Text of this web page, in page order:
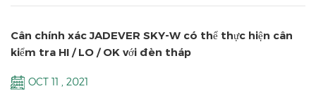
Cân chính xác JADEVER SKY-W có thể thực hiện cân
kiểm tra HI / LO / OK với đèn tháp
OCT 11 , 2021